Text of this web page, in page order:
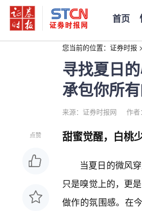
首页
您当前的位置： 证券时报 >
寻找夏日
承包你所
来源：证券时报网 作者
点赞 甜蜜觉醒，白桃
当夏日的微风
只是嗅觉上的，更
做作的氛围感。在